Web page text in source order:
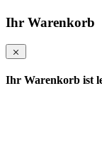
Ihr Warenkorb
Ihr Warenkorb ist